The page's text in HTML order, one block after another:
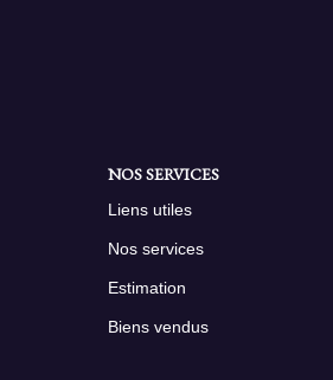
NOS SERVICES
Liens utiles
Nos services
Estimation
Biens vendus